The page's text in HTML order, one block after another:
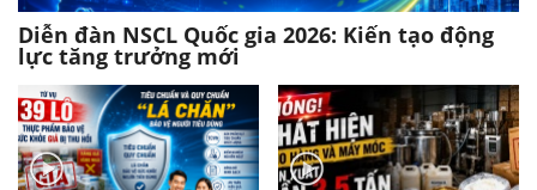
Diễn đàn NSCL Quốc gia 2026: Kiến tạo động
lực tăng trưởng mới